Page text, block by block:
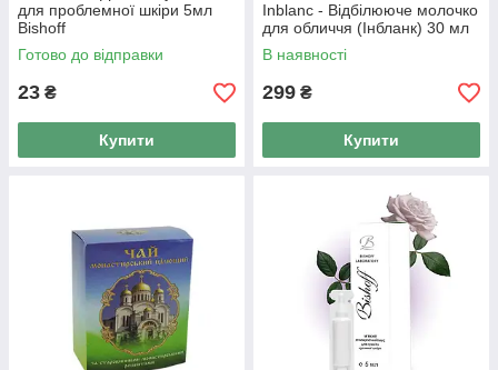
для проблемної шкіри 5мл
Bishoff
Готово до відправки
23 ₴
Купити
Inblanc - Відбілююче молочко
для обличчя (Інбланк) 30 мл
В наявності
299 ₴
Купити